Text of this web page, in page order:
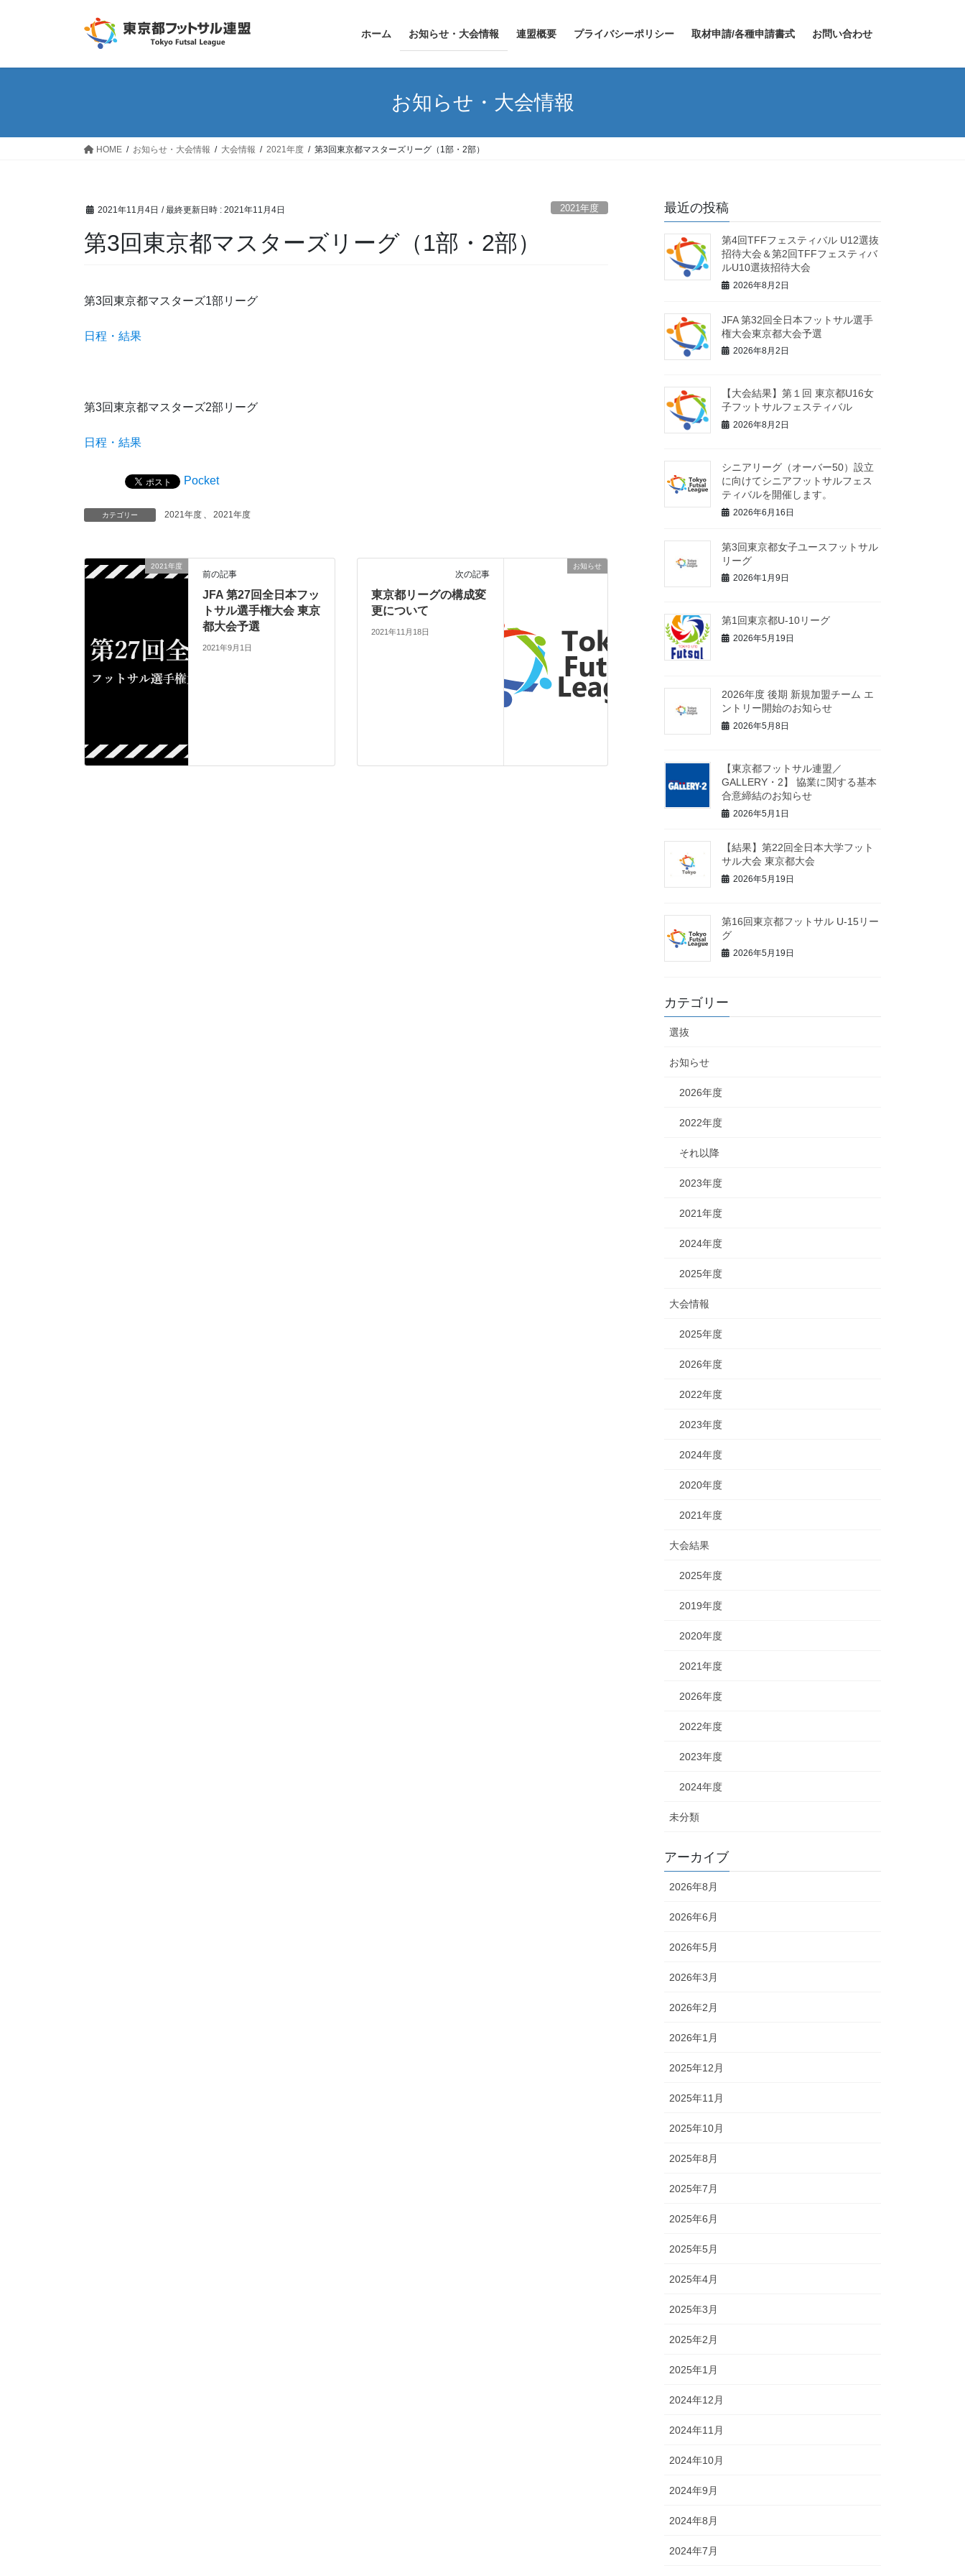
ホーム お知らせ・大会情報 連盟概要 プライバシーポリシー 取材申請/各種申請書式 お問い合わせ
お知らせ・大会情報
HOME お知らせ・大会情報 大会情報 2021年度 第3回東京都マスターズリーグ（1部・2部）
2021年11月4日 / 最終更新日時 : 2021年11月4日 2021年度
第3回東京都マスターズリーグ（1部・2部）
第3回東京都マスターズ1部リーグ
日程・結果
第3回東京都マスターズ2部リーグ
日程・結果
Pocket
カテゴリー 2021年度 、 2021年度
2021年度
前の記事
JFA 第27回全日本フッ
トサル選手権大会 東京
都大会予選
2021年9月1日
お知らせ
次の記事
東京都リーグの構成変
更について
2021年11月18日
最近の投稿
第4回TFFフェスティバル U12選抜
招待大会＆第2回TFFフェスティバ
ルU10選抜招待大会
2026年8月2日
JFA 第32回全日本フットサル選手
権大会東京都大会予選
2026年8月2日
【大会結果】第１回 東京都U16女
子フットサルフェスティバル
2026年8月2日
シニアリーグ（オーバー50）設立
に向けてシニアフットサルフェス
ティバルを開催します。
2026年6月16日
第3回東京都女子ユースフットサル
リーグ
2026年1月9日
第1回東京都U-10リーグ
2026年5月19日
2026年度 後期 新規加盟チーム エ
ントリー開始のお知らせ
2026年5月8日
【東京都フットサル連盟／
GALLERY・2】 協業に関する基本
合意締結のお知らせ
2026年5月1日
【結果】第22回全日本大学フット
サル大会 東京都大会
2026年5月19日
第16回東京都フットサル U-15リー
グ
2026年5月19日
カテゴリー
選抜
お知らせ
2026年度
2022年度
それ以降
2023年度
2021年度
2024年度
2025年度
大会情報
2025年度
2026年度
2022年度
2023年度
2024年度
2020年度
2021年度
大会結果
2025年度
2019年度
2020年度
2021年度
2026年度
2022年度
2023年度
2024年度
未分類
アーカイブ
2026年8月
2026年6月
2026年5月
2026年3月
2026年2月
2026年1月
2025年12月
2025年11月
2025年10月
2025年8月
2025年7月
2025年6月
2025年5月
2025年4月
2025年3月
2025年2月
2025年1月
2024年12月
2024年11月
2024年10月
2024年9月
2024年8月
2024年7月